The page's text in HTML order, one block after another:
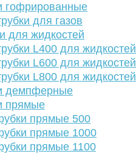
гофрированные
для газов
для жидкостей
L400 для жидкостей
L600 для жидкостей
L800 для жидкостей
демпферные
прямые
прямые 500
прямые 1000
прямые 1100